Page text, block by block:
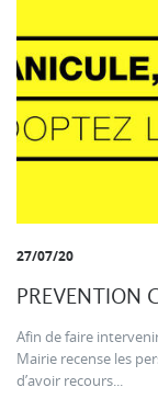
27/07/20
PREVENTION
Afin de faire
Mairie recense les
d’avoir recours...